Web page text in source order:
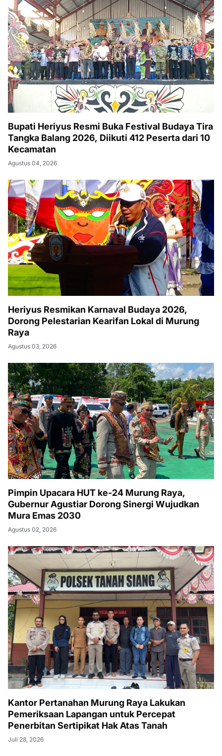
Bupati Heriyus Resmi Buka Festival Budaya Tira
Tangka Balang 2026, Diikuti 412 Peserta dari 10
Kecamatan
Agustus 04, 2026
Heriyus Resmikan Karnaval Budaya 2026,
Dorong Pelestarian Kearifan Lokal di Murung
Raya
Agustus 03, 2026
Pimpin Upacara HUT ke-24 Murung Raya,
Gubernur Agustiar Dorong Sinergi Wujudkan
Mura Emas 2030
Agustus 02, 2026
Kantor Pertanahan Murung Raya Lakukan
Pemeriksaan Lapangan untuk Percepat
Penerbitan Sertipikat Hak Atas Tanah
Juli 28, 2026